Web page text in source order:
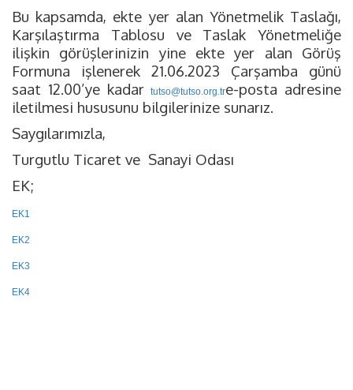
Bu kapsamda, ekte yer alan Yönetmelik Taslağı,
Karşılaştırma Tablosu ve Taslak Yönetmeliğe
ilişkin görüşlerinizin yine ekte yer alan Görüş
Formuna işlenerek 21.06.2023 Çarşamba günü
saat 12.00’ye kadartutso@tutso.org.tre-posta adresine
iletilmesi hususunu bilgilerinize sunarız.
Saygılarımızla,
Turgutlu Ticaret ve Sanayi Odası
EK;
EK1
EK2
EK3
EK4